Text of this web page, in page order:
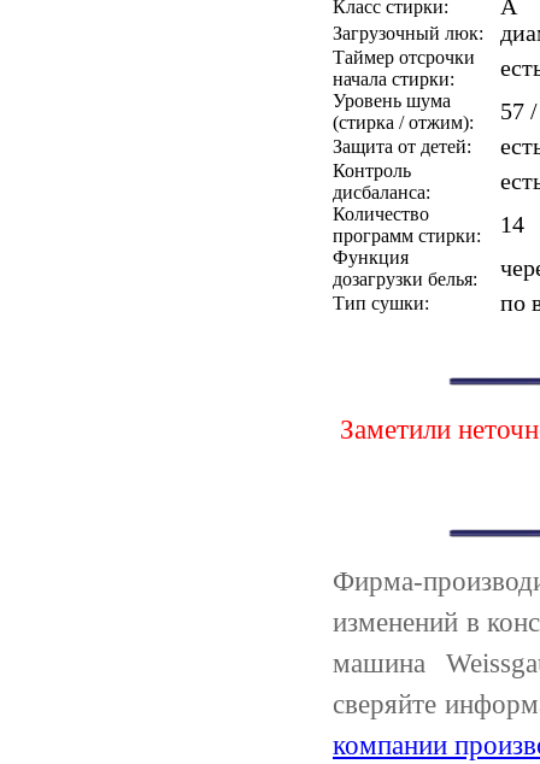
Класс стирки: A
Загрузочный люк:
Таймер отсрочки
начала стирки:
Уровень шума
(стирка / отжим):
57
Защита от детей:
Контроль
дисбаланса:
Количество
программ стирки:
14
Функция
дозагрузки белья:
Тип сушки: по
Заметили
Фирма-
изменений в
машина
сверяйте
компании